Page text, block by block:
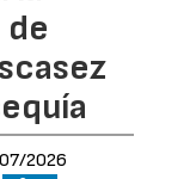
2026